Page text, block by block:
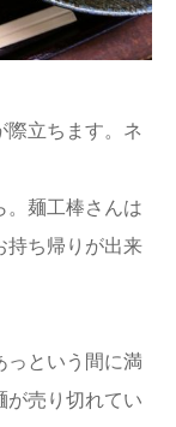
際立ちます。ネ
。麺工棒さんは
持ち帰りが出来
っという間に満
が売り切れてい